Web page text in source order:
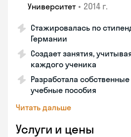
Университет • 2014 г.
Стажировалась по
Германии
Создает занятия,
каждого ученика
Разработала
учебные пособия
Читать дальше
Услуги и цены